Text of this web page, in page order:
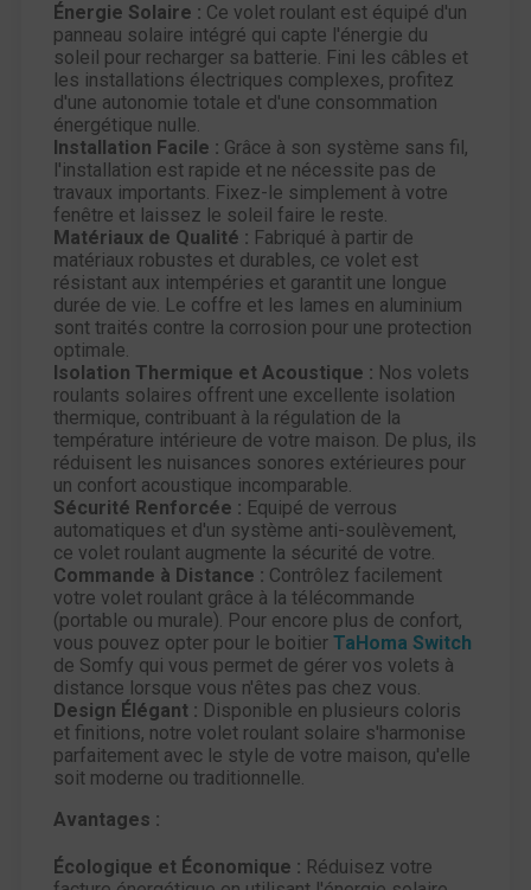
Énergie Solaire : Ce volet roulant est équipé d'un
panneau solaire intégré qui capte l'énergie du
soleil pour recharger sa batterie. Fini les câbles et
les installations électriques complexes, profitez
d'une autonomie totale et d'une consommation
énergétique nulle.
Installation Facile : Grâce à son système sans fil,
l'installation est rapide et ne nécessite pas de
travaux importants. Fixez-le simplement à votre
fenêtre et laissez le soleil faire le reste.
Matériaux de Qualité : Fabriqué à partir de
matériaux robustes et durables, ce volet est
résistant aux intempéries et garantit une longue
durée de vie. Le coffre et les lames en aluminium
sont traités contre la corrosion pour une protection
optimale.
Isolation Thermique et Acoustique : Nos volets
roulants solaires offrent une excellente isolation
thermique, contribuant à la régulation de la
température intérieure de votre maison. De plus, ils
réduisent les nuisances sonores extérieures pour
un confort acoustique incomparable.
Sécurité Renforcée : Equipé de verrous
automatiques et d'un système anti-soulèvement,
ce volet roulant augmente la sécurité de votre.
Commande à Distance : Contrôlez facilement
votre volet roulant grâce à la télécommande
(portable ou murale). Pour encore plus de confort,
vous pouvez opter pour le boitierTaHoma Switch
de Somfy qui vous permet de gérer vos volets à
distance lorsque vous n'êtes pas chez vous.
Design Élégant : Disponible en plusieurs coloris
et finitions, notre volet roulant solaire s'harmonise
parfaitement avec le style de votre maison, qu'elle
soit moderne ou traditionnelle.
Avantages :
Écologique et Économique : Réduisez votre